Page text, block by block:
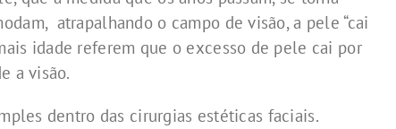
atrapalhando o campo de visão, a pele “cai
idade referem que o excesso de pele cai por
a visão.
dentro das cirurgias estéticas faciais.